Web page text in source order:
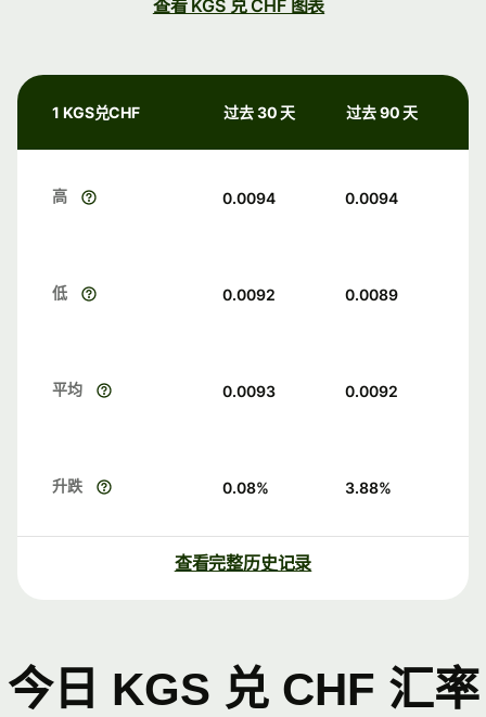
查看 KGS 兑 CHF 图表
1 KGS兑CHF 过去 30 天 过去 90 天
高 0.0094 0.0094
低 0.0092 0.0089
平均 0.0093 0.0092
升跌 0.08% 3.88%
查看完整历史记录
今日 KGS 兑 CHF 汇率